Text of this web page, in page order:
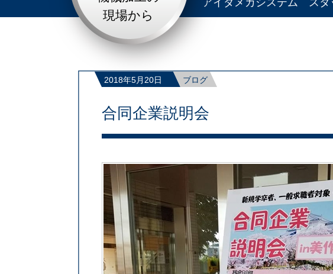
現場から
アイダメカシステム スタ
2018年5月20日 ブログ
合同企業説明会